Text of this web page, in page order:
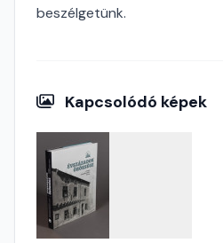
beszélgetünk.
Kapcsolódó képek